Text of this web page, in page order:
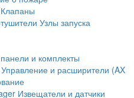
Клапаны
Узлы запуска
и комплекты
Управление и расширители (AX
Извещатели и датчики